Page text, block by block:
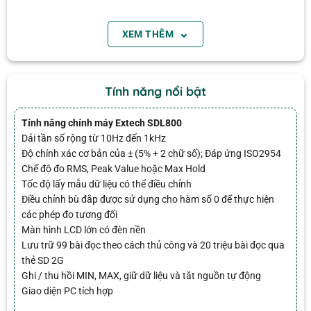
cảm biến từ xa, giá đỡ từ tính, 6 pin AA,
thẻ SD và hộp đựng cứng
Thông số kỹ thuật
MỤC
THÔNG SỐ
Gia tốc (Acceleration)
656 ft/s², 200 m/s², 20.39 g
Độ chính xác gia tốc
±(5% giá trị đo + 2 digits)
Độ phân giải gia tốc
1 ft/s², 0.1 m/s², 0.01 g
Độ dịch chuyển
(Displacement)
0.078 in, 2 mm (đỉnh-đỉnh)
Độ chính xác dịch
chuyển
±(5% giá trị đo + 2 digits)
Độ phân giải dịch
1 đánh giá choMáy đo độ rung Extech SDL800
hạng5 5
sao
Cảm biến rung từ xa với bộ điều
XEM THÊM ⌄
Tính năng nổi bật
Tính năng chính máy Extech SDL800
Dải tần số rộng từ 10Hz đến 1kHz
Độ chính xác cơ bản của ± (5% + 2 chữ số); Đáp ứng ISO2954
Chế độ đo RMS, Peak Value hoặc Max Hold
Tốc độ lấy mẫu dữ liệu có thể điều chỉnh
Điều chỉnh bù đắp được sử dụng cho hàm số 0 để thực hiện
các phép đo tương đối
Màn hình LCD lớn có đèn nền
Lưu trữ 99 bài đọc theo cách thủ công và 20 triệu bài đọc qua
thẻ SD 2G
Ghi / thu hồi MIN, MAX, giữ dữ liệu và tắt nguồn tự động
Giao diện PC tích hợp